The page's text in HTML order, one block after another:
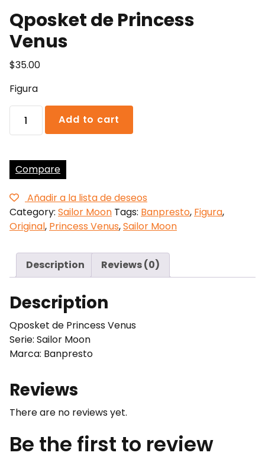
Qposket de Princess
Venus
$35.00
Figura
Qposket
quantity
Add to cart
Compare
Añadir a la lista de deseos
Category: Sailor Moon Tags: Banpresto, Figura,
Original, Princess Venus,Sailor Moon
Description Reviews (0)
Description
Qposket de Princess Venus
Serie: Sailor Moon
Marca: Banpresto
Reviews
There are no reviews yet.
Be the first to review